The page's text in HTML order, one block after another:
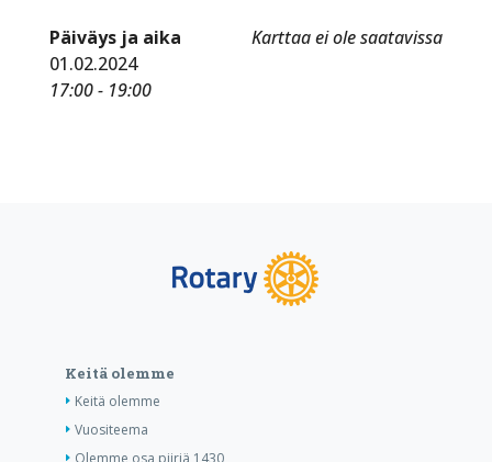
Karttaa ei ole saatavissa
Päiväys ja aika
01.02.2024
17:00 - 19:00
Keitä olemme
Keitä olemme
Vuositeema